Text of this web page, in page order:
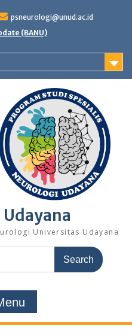
psneurologi@unud.ac.id
(BANU)
Universitas Udayana